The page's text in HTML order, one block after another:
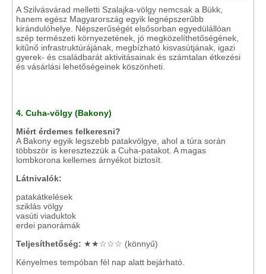
A Szilvásvárad melletti Szalajka-völgy nemcsak a Bükk,
hanem egész Magyarország egyik legnépszerűbb
kirándulóhelye. Népszerűségét elsősorban egyedülállóan
szép természeti környezetének, jó megközelíthetőségének,
kitűnő infrastruktúrájának, megbízható kisvasútjának, igazi
gyerek- és családbarát aktivitásainak és számtalan étkezési
és vásárlási lehetőségeinek köszönheti.
4. Cuha-völgy (Bakony)
Miért érdemes felkeresni?
A Bakony egyik legszebb patakvölgye, ahol a túra során
többször is keresztezzük a Cuha-patakot. A magas
lombkorona kellemes árnyékot biztosít.
Látnivalók:
patakátkelések
sziklás völgy
vasúti viaduktok
erdei panorámák
Teljesíthetőség: ★★☆☆☆ (könnyű)
Kényelmes tempóban fél nap alatt bejárható.